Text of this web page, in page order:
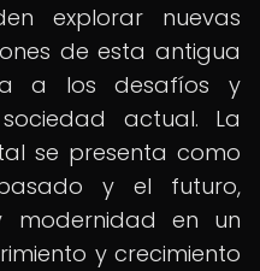
explorar nuevas
de esta antigua
a los desafíos y
actual. La
se presenta como
y el futuro,
modernidad en un
y crecimiento